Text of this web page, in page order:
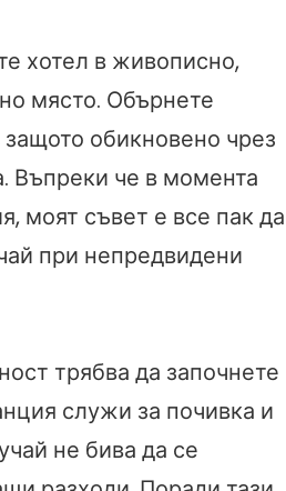
хотел в живописно,
място. Обърнете
обикновено чрез
Въпреки че в момента
моят съвет е все пак да
при непредвидени
трябва да започнете
служи за почивка и
не бива да се